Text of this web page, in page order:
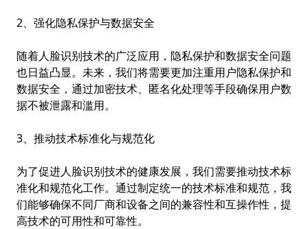
2、强化隐私保护与数据安全
随着人脸识别技术的广泛应用，隐私保护和数据安全问题
也日益凸显。未来，我们将需要更加注重用户隐私保护和
数据安全，通过加密技术、匿名化处理等手段确保用户数
据不被泄露和滥用。
3、推动技术标准化与规范化
为了促进人脸识别技术的健康发展，我们需要推动技术标
准化和规范化工作。通过制定统一的技术标准和规范，我
们能够确保不同厂商和设备之间的兼容性和互操作性，提
高技术的可用性和可靠性。